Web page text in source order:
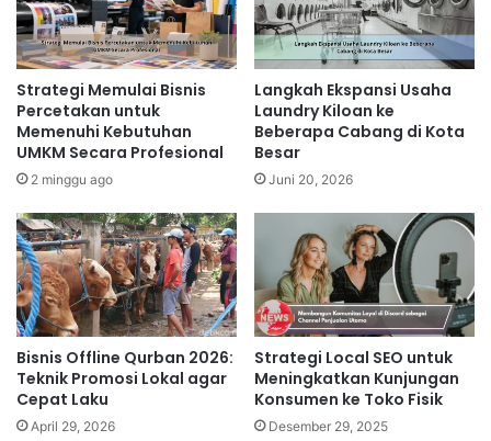
Strategi Memulai Bisnis
Percetakan untuk
Memenuhi Kebutuhan
UMKM Secara Profesional
2 minggu ago
Langkah Ekspansi Usaha
Laundry Kiloan ke
Beberapa Cabang di Kota
Besar
Juni 20, 2026
Bisnis Offline Qurban 2026:
Teknik Promosi Lokal agar
Cepat Laku
April 29, 2026
Strategi Local SEO untuk
Meningkatkan Kunjungan
Konsumen ke Toko Fisik
Desember 29, 2025